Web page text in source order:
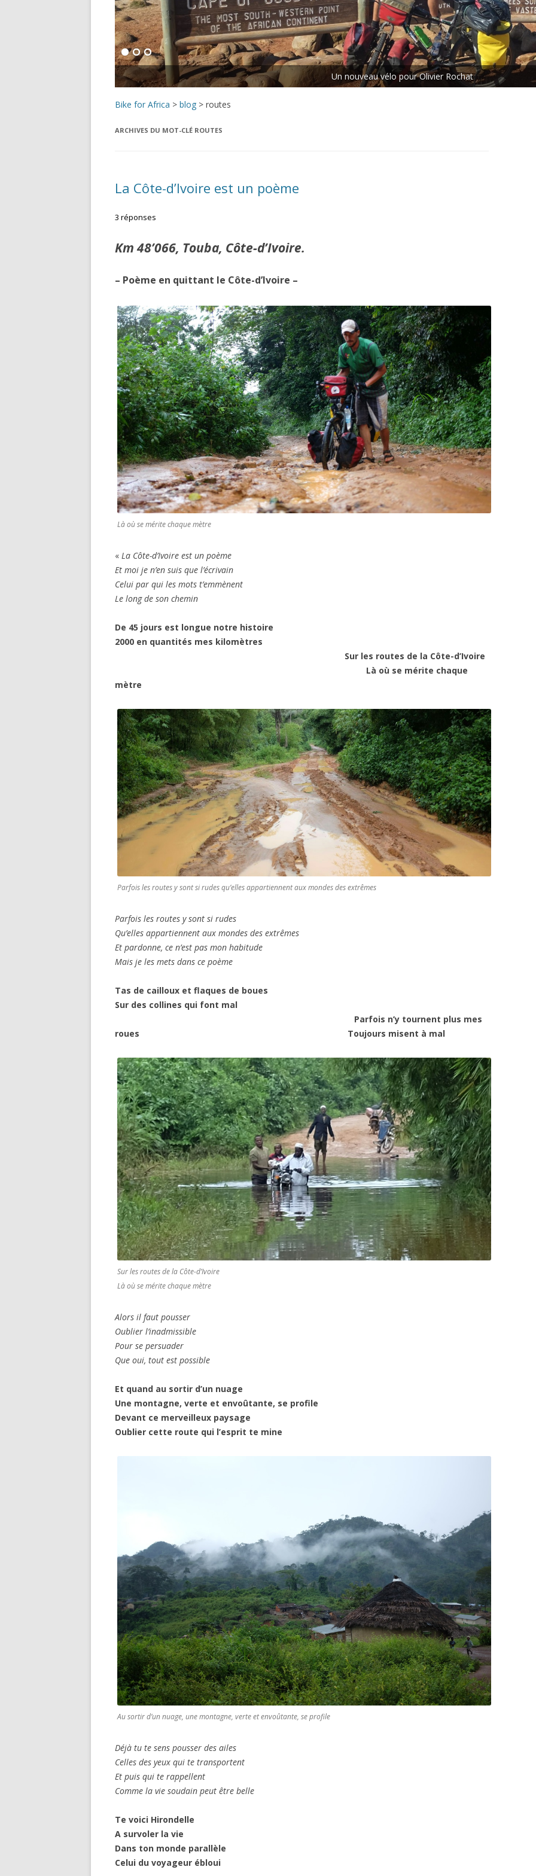
ETAPE N°5 : LES CHUTES
VICTORIA – LE CAP
ETAPE N°6 : LE CAP – MAKOUA
ETAPE N°7 : MAKOUA – ACCRARejoins le peloton.
Bike for Africa > blog > routes
ARCHIVES DU MOT-CLÉ ROUTES
La Côte-d’Ivoire est un poème
3 réponses
Km 48’066, Touba, Côte-d’Ivoire.
– Poème en quittant le Côte-d’Ivoire –
Là où se mérite chaque mètre
« La Côte-d’Ivoire est un poème
Et moi je n’en suis que l’écrivain
Celui par qui les mots t’emmènent
Le long de son chemin
De 45 jours est longue notre histoire
2000 en quantités mes kilomètres
Sur les routes de la Côte-d’Ivoire
Là où se mérite chaque
mètre
Parfois les routes y sont si rudes qu’elles appartiennent aux mondes des extrêmes
Parfois les routes y sont si rudes
Qu’elles appartiennent aux mondes des extrêmes
Et pardonne, ce n’est pas mon habitude
Mais je les mets dans ce poème
Tas de cailloux et flaques de boues
Sur des collines qui font mal
Parfois n’y tournent plus mes
roues Toujours misent à mal
Sur les routes de la Côte-d’Ivoire
Là où se mérite chaque mètre
Alors il faut pousser
Oublier l’inadmissible
Pour se persuader
Que oui, tout est possible
Et quand au sortir d’un nuage
Une montagne, verte et envoûtante, se profile
Devant ce merveilleux paysage
Oublier cette route qui l’esprit te mine
Au sortir d’un nuage, une montagne, verte et envoûtante, se profile
Déjà tu te sens pousser des ailes
Celles des yeux qui te transportent
Et puis qui te rappellent
Comme la vie soudain peut être belle
Te voici Hirondelle
A survoler la vie
Dans ton monde parallèle
Celui du voyageur ébloui